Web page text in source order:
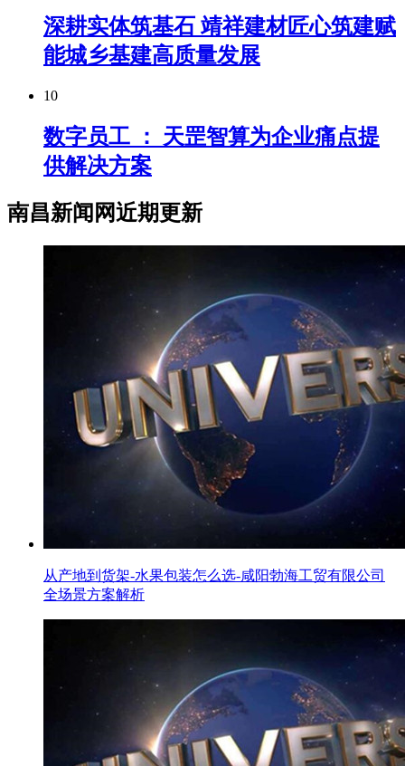
深耕实体筑基石 靖祥建材匠心筑建赋
能城乡基建高质量发展
10
数字员工 ： 天罡智算为企业痛点提
供解决方案
南昌新闻网近期更新
从产地到货架-水果包装怎么选-咸阳勃海工贸有限公司
全场景方案解析